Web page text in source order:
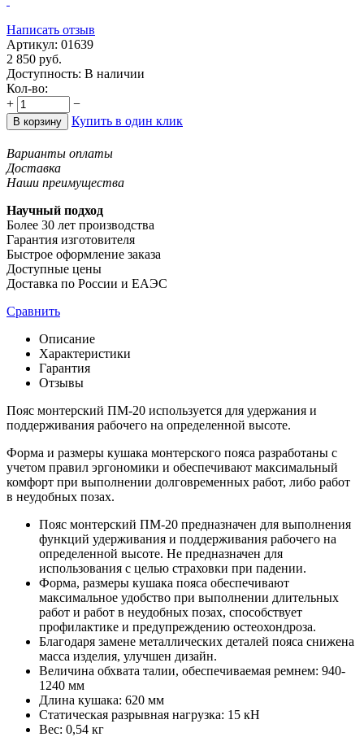
Написать отзыв
Артикул: 01639
2 850 руб.
Доступность: В наличии
Кол-во:
+
−
В корзину Купить в один клик
Варианты оплаты
Доставка
Наши преимущества
Научный подход
Более 30 лет производства
Гарантия изготовителя
Быстрое оформление заказа
Доступные цены
Доставка по России и ЕАЭС
Сравнить
Описание
Характеристики
Гарантия
Отзывы
Пояс монтерский ПМ-20 используется для удержания и
поддерживания рабочего на определенной высоте.
Форма и размеры кушака монтерского пояса разработаны с
учетом правил эргономики и обеспечивают максимальный
комфорт при выполнении долговременных работ, либо работ
в неудобных позах.
Пояс монтерский ПМ-20 предназначен для выполнения
функций удерживания и поддерживания рабочего на
определенной высоте. Не предназначен для
использования с целью страховки при падении.
Форма, размеры кушака пояса обеспечивают
максимальное удобство при выполнении длительных
работ и работ в неудобных позах, способствует
профилактике и предупреждению остеохондроза.
Благодаря замене металлических деталей пояса снижена
масса изделия, улучшен дизайн.
Величина обхвата талии, обеспечиваемая ремнем: 940-
1240 мм
Длина кушака: 620 мм
Статическая разрывная нагрузка: 15 кН
Вес: 0,54 кг